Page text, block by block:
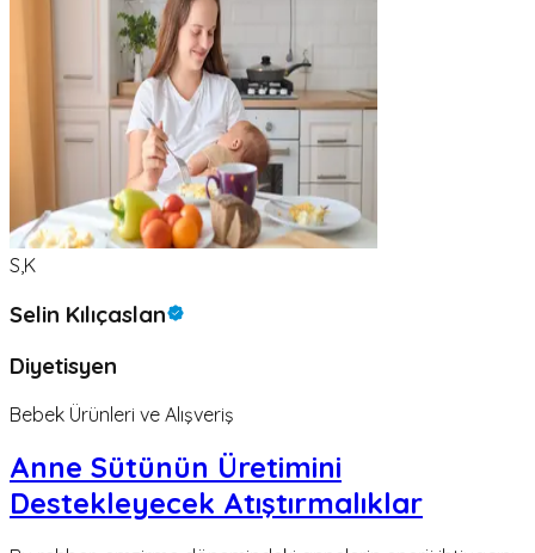
S,K
Selin Kılıçaslan
Diyetisyen
Bebek Ürünleri ve Alışveriş
Anne Sütünün Üretimini
Destekleyecek Atıştırmalıklar